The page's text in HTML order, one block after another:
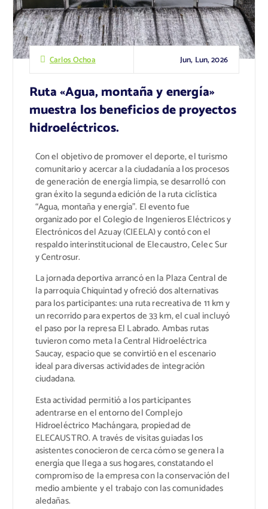
Carlos Ochoa Jun, Lun, 2026
Ruta «Agua, montaña y energía»
muestra los beneficios de proyectos
hidroeléctricos.
Con el objetivo de promover el deporte, el turismo
comunitario y acercar a la ciudadanía a los procesos
de generación de energía limpia, se desarrolló con
gran éxito la segunda edición de la ruta ciclística
“Agua, montaña y energía”. El evento fue
organizado por el Colegio de Ingenieros Eléctricos y
Electrónicos del Azuay (CIEELA) y contó con el
respaldo interinstitucional de Elecaustro, Celec Sur
y Centrosur.
La jornada deportiva arrancó en la Plaza Central de
la parroquia Chiquintad y ofreció dos alternativas
para los participantes: una ruta recreativa de 11 km y
un recorrido para expertos de 33 km, el cual incluyó
el paso por la represa El Labrado. Ambas rutas
tuvieron como meta la Central Hidroeléctrica
Saucay, espacio que se convirtió en el escenario
ideal para diversas actividades de integración
ciudadana.
Esta actividad permitió a los participantes
adentrarse en el entorno del Complejo
Hidroeléctrico Machángara, propiedad de
ELECAUSTRO. A través de visitas guiadas los
asistentes conocieron de cerca cómo se genera la
energía que llega a sus hogares, constatando el
compromiso de la empresa con la conservación del
medio ambiente y el trabajo con las comunidades
aledañas.